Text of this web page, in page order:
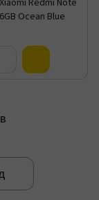
Redmi Note
Ocean Blue